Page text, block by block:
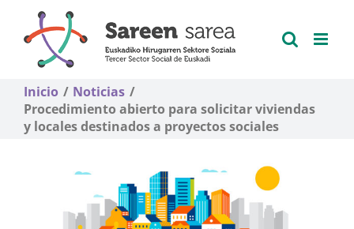
contenido
Inicio
Noticias
Procedimiento abierto para solicitar viviendas
y locales destinados a proyectos sociales